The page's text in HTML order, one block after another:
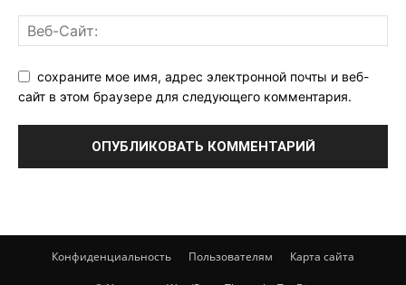
сохраните мое имя, адрес электронной почты и веб-
сайт в этом браузере для следующего комментария.
Конфиденциальность Пользователям Карта сайта